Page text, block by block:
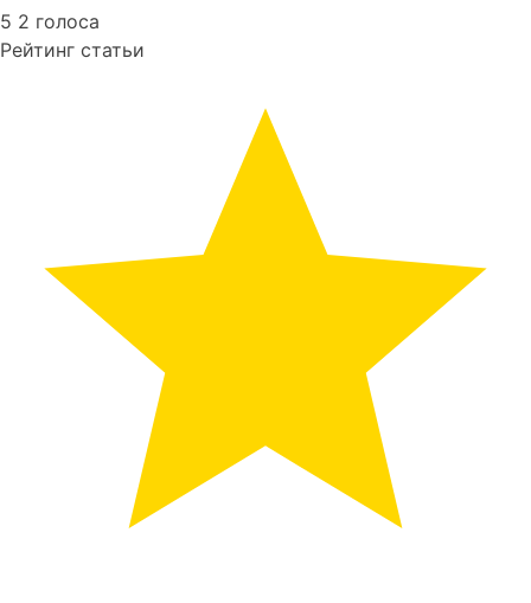
5 2 голоса
Рейтинг статьи